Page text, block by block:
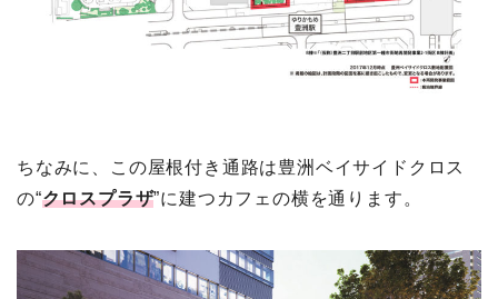
ちなみに、この屋根付き通路は豊洲ベイサイドクロス
の“クロスプラザ”に建つカフェの横を通ります。